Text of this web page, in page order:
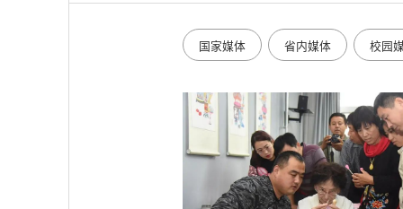
国家媒体 省内媒体 校园